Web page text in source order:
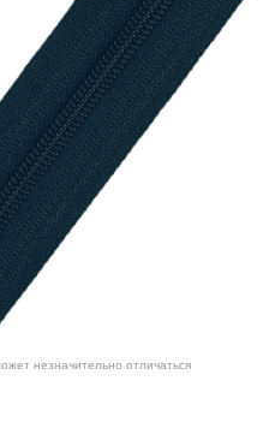
незначительно отличаться